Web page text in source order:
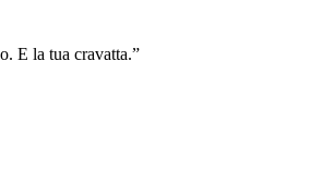
E la tua cravatta.”